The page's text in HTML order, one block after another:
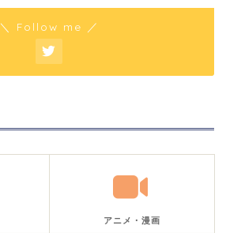
＼ Follow me ／
アニメ・漫画